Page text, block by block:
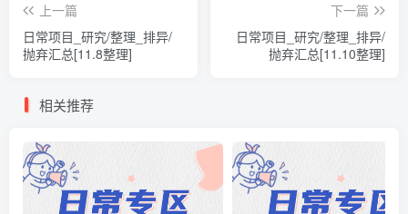
上一篇
日常项目_研究/整理_排异/
抛弃汇总[11.8整理]
下一篇
日常项目_研究/整理_排异/
抛弃汇总[11.10整理]
相关推荐